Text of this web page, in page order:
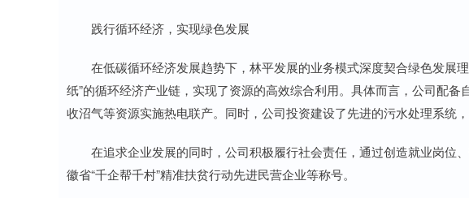
践行循环经济，实现绿色发展
在低碳循环经济发展趋势下，林平发展的业务模式深度契合绿色发展
纸”的循环经济产业链，实现了资源的高效综合利用。具体而言，公司配
收沼气等资源实施热电联产。同时，公司投资建设了先进的污水处理系统
在追求企业发展的同时，公司积极履行社会责任，通过创造就业岗位
徽省“千企帮千村”精准扶贫行动先进民营企业等称号。